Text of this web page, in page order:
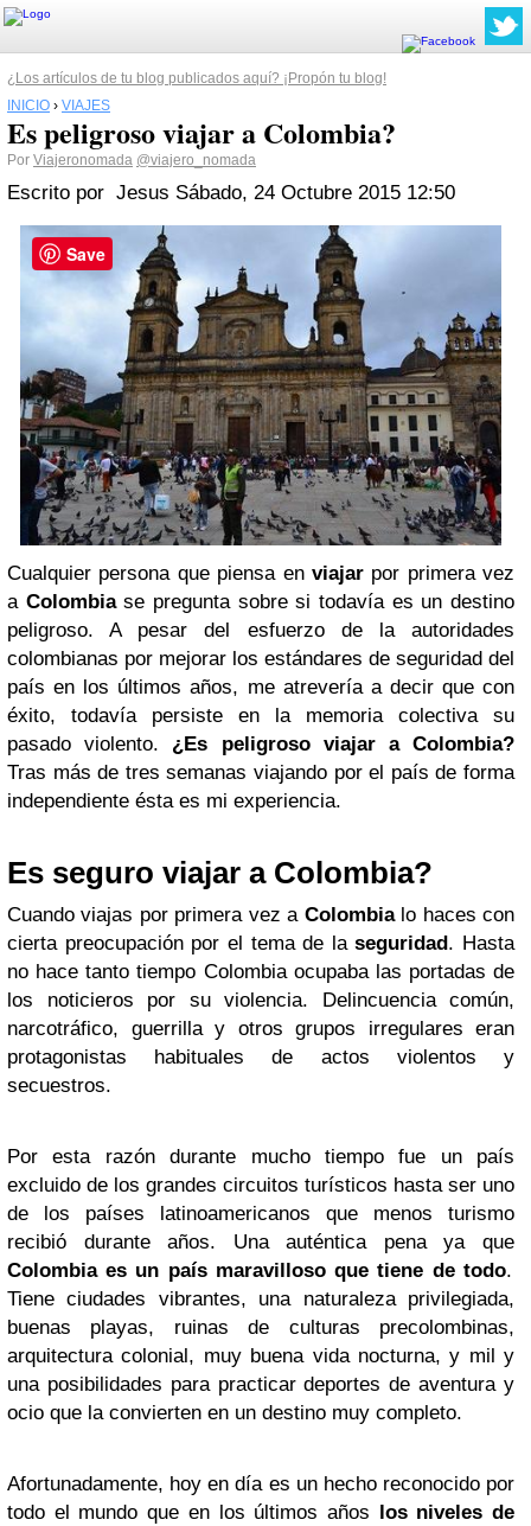
¿Los artículos de tu blog publicados aquí? ¡Propón tu blog!
INICIO › VIAJES
Es peligroso viajar a Colombia?
Por Viajeronomada @viajero_nomada
Escrito por Jesus Sábado, 24 Octubre 2015 12:50
Cualquier persona que piensa enviajarpor primera vez
a Colombiase pregunta sobre si todavía es un destino
peligroso. A pesar del esfuerzo de la autoridades
colombianas por mejorar los estándares de seguridad del
país en los últimos años, me atrevería a decir que con
éxito, todavía persiste en la memoria colectiva su
pasado violento. ¿Es peligroso viajar a Colombia?
Tras más de tres semanas viajando por el país de forma
independiente ésta es mi experiencia.
Es seguro viajar a Colombia?
Cuando viajas por primera vez a Colombialo haces con
cierta preocupación por el tema de laseguridad . Hasta
no hace tanto tiempo Colombia ocupaba las portadas de
los noticieros por su violencia. Delincuencia común,
narcotráfico, guerrilla y otros grupos irregulares eran
protagonistas habituales de actos violentos y
secuestros.
Por esta razón durante mucho tiempo fue un país
excluido de los grandes circuitos turísticos hasta ser uno
de los países latinoamericanos que menos turismo
recibió durante años. Una auténtica pena ya que
Colombia es un país maravilloso que tiene de todo.
Tiene ciudades vibrantes, una naturaleza privilegiada,
buenas playas, ruinas de culturas precolombinas,
arquitectura colonial, muy buena vida nocturna, y mil y
una posibilidades para practicar deportes de aventura y
ocio que la convierten en un destino muy completo.
Afortunadamente, hoy en día es un hecho reconocido por
todo el mundo que en los últimos años los niveles de
Save